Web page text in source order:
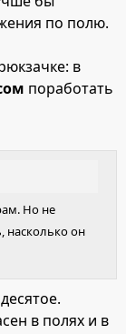
по полю.
в
поработать
Но не
насколько он
в полях и в